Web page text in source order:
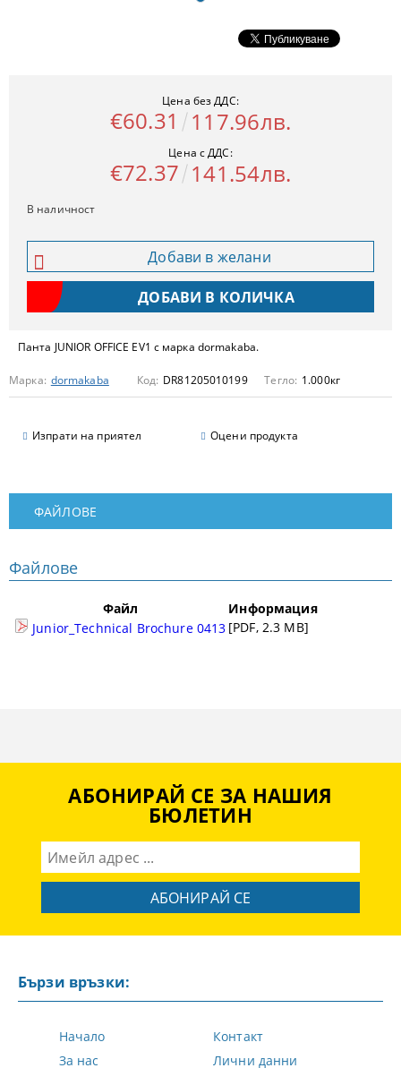
Панта JUNIOR OFFICE EV1 с марка dormakaba.
Марка: dormakaba Код: DR81205010199 Тегло: 1.000кг
Изпрати на приятел Оцени продукта
Цена без ДДС:
€60.31 117.96лв.
Цена с ДДС:
€72.37 141.54лв.
В наличност
Добави в желани
ФАЙЛОВЕ
Файлове
Файл
Информация
Junior_Technical Brochure 0413 [PDF, 2.3 MB]
АБОНИРАЙ СЕ ЗА НАШИЯ
БЮЛЕТИН
Бързи връзки:
Начало
За нас
Контакт
Лични данни